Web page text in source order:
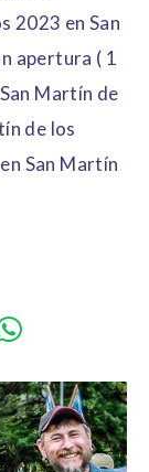
2023 en San
apertura ( 1
Martín de
de los
San Martín